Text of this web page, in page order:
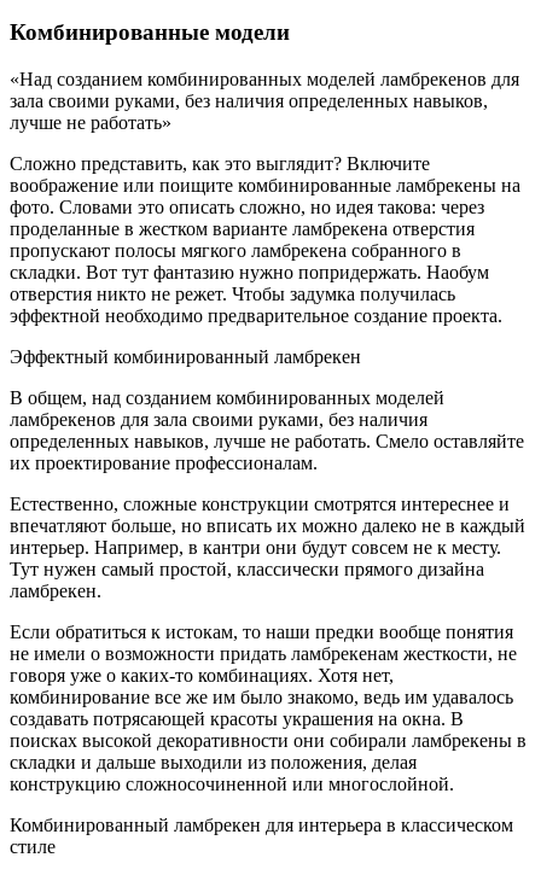
Комбинированные модели
«Над созданием комбинированных моделей ламбрекенов для
зала своими руками, без наличия определенных навыков,
лучше не работать»
Сложно представить, как это выглядит? Включите
воображение или поищите комбинированные ламбрекены на
фото. Словами это описать сложно, но идея такова: через
проделанные в жестком варианте ламбрекена отверстия
пропускают полосы мягкого ламбрекена собранного в
складки. Вот тут фантазию нужно попридержать. Наобум
отверстия никто не режет. Чтобы задумка получилась
эффектной необходимо предварительное создание проекта.
Эффектный комбинированный ламбрекен
В общем, над созданием комбинированных моделей
ламбрекенов для зала своими руками, без наличия
определенных навыков, лучше не работать. Смело оставляйте
их проектирование профессионалам.
Естественно, сложные конструкции смотрятся интереснее и
впечатляют больше, но вписать их можно далеко не в каждый
интерьер. Например, в кантри они будут совсем не к месту.
Тут нужен самый простой, классически прямого дизайна
ламбрекен.
Если обратиться к истокам, то наши предки вообще понятия
не имели о возможности придать ламбрекенам жесткости, не
говоря уже о каких-то комбинациях. Хотя нет,
комбинирование все же им было знакомо, ведь им удавалось
создавать потрясающей красоты украшения на окна. В
поисках высокой декоративности они собирали ламбрекены в
складки и дальше выходили из положения, делая
конструкцию сложносочиненной или многослойной.
Комбинированный ламбрекен для интерьера в классическом
стиле